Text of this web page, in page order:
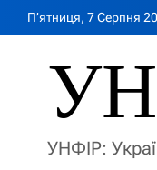
П’ятниця, 7 Серпня
УНФІР: